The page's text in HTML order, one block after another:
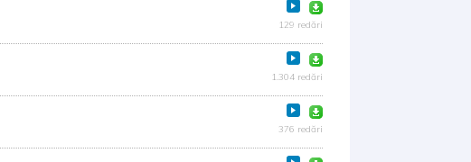
129 redări
1.304 redări
376 redări